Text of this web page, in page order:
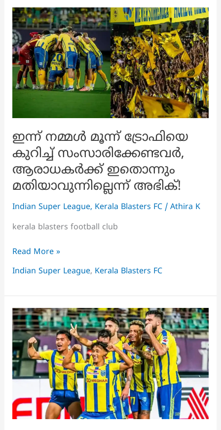
–
കാളിദാസ്
പ്രീവെഡിങ്
ചടങ്ങുകൾ
കണ്ടു
കണ്ണും
മനവും
ജയറാമും
പാർവതിയും
ഇന്ന് നമ്മൾ മൂന്ന് ട്രോഫിയെ
കുറിച്ച് സംസാരിക്കേണ്ടവർ,
ആരാധകർക്ക് ഇതൊന്നും
മതിയാവുന്നില്ലെന്ന് അഭിക്!
Indian Super League, Kerala Blasters FC/ Athira K
kerala blasters football club
ഇന്ന്
മൂന്ന്
സംസാരിക്കേണ്ടവർ,
ആരാധകർക്ക്
ഇതൊന്നും
മതിയാവുന്നില്ലെന്ന്
അഭിക്!
Read More »
Indian Super League, Kerala Blasters FC